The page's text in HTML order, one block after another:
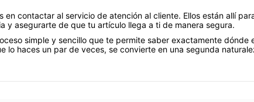
contactar al servicio de atención al cliente. Ellos están allí
y asegurarte de que tu artículo llega a ti de manera segura.
simple y sencillo que te permite saber exactamente dónde
haces un par de veces, se convierte en una segunda